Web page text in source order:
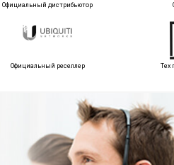
Официальный дистрибьютор
Официальный реселлер Тех